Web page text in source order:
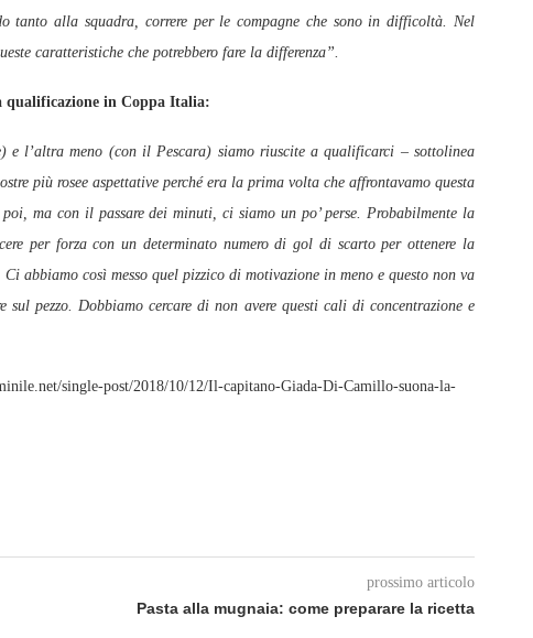
tanto alla squadra, correre per le compagne che sono in difficoltà. Nel
caratteristiche che potrebbero fare la differenza”.
qualificazione in Coppa Italia:
e l’altra meno (con il Pescara) siamo riuscite a qualificarci – sottolinea
più rosee aspettative perché era la prima volta che affrontavamo questa
ma con il passare dei minuti, ci siamo un po’ perse. Probabilmente la
per forza con un determinato numero di gol di scarto per ottenere la
abbiamo così messo quel pizzico di motivazione in meno e questo non va
sul pezzo. Dobbiamo cercare di non avere questi cali di concentrazione e
single-post/2018/10/12/Il-capitano-Giada-Di-Camillo-suona-la-
prossimo articolo
Pasta alla mugnaia: come preparare la ricetta